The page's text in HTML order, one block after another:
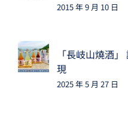
2015 年 9 月 10 日
「長岐山燒酒
現
2025 年 5 月 27 日